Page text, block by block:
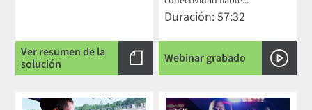
Ver resumen de la
solución
Duración: 57:32
Webinar grabado